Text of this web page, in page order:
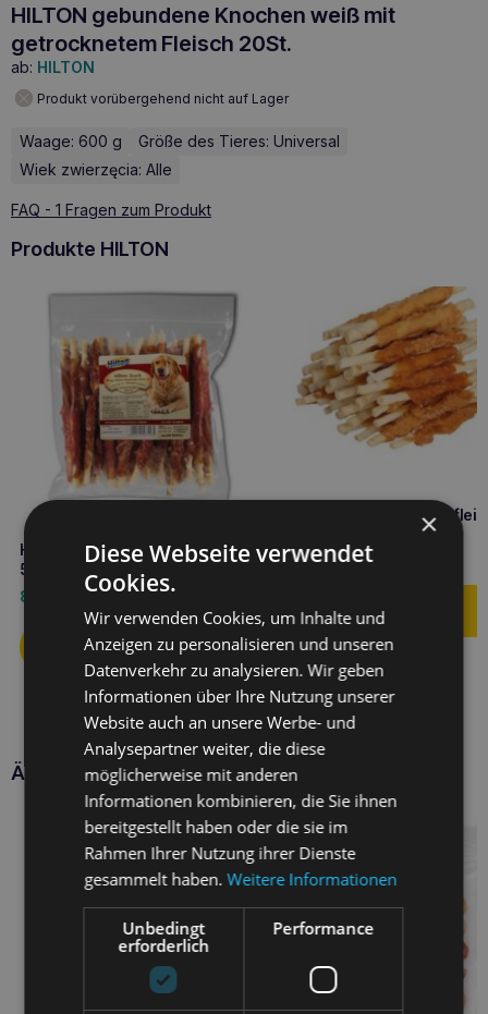
HILTON gebundene Knochen weiß mit
getrocknetem Fleisch 20St.
ab: HILTON
Produkt vorübergehend nicht auf Lager
Waage: 600 g
Größe des Tieres: Universal
Wiek zwierzęcia: Alle
FAQ - 1 Fragen zum Produkt
Produkte HILTON
HILTON Ente eingewickelt Sticks
500g
8,30
HILTON weißes
Stäbchenform 5” 500g
8,40€
Ähnliche Produkte
×
Diese Webseite verwendet
Cookies.
Wir verwenden Cookies, um Inhalte und
Anzeigen zu personalisieren und unseren
Datenverkehr zu analysieren. Wir geben
Informationen über Ihre Nutzung unserer
Website auch an unsere Werbe- und
Analysepartner weiter, die diese
möglicherweise mit anderen
Informationen kombinieren, die Sie ihnen
bereitgestellt haben oder die sie im
Rahmen Ihrer Nutzung ihrer Dienste
gesammelt haben.Weitere Informationen
Unbedingt
erforderlich
Performance